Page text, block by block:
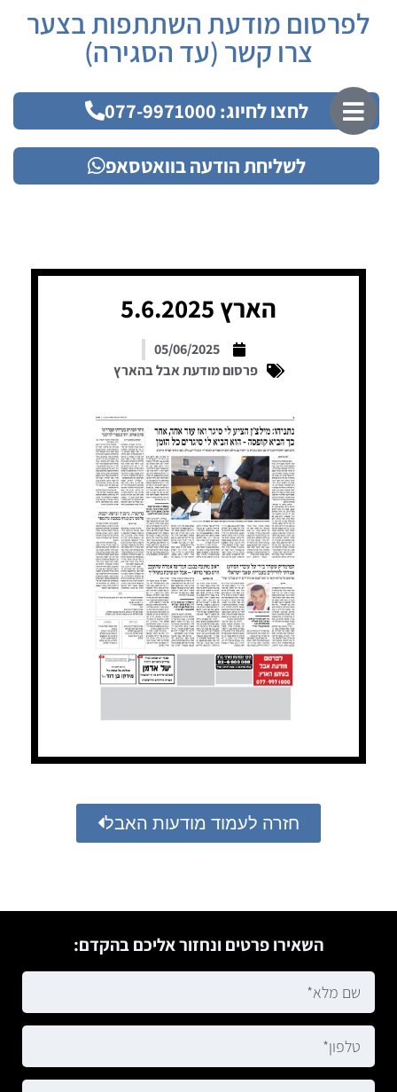
לפרסום מודעת השתתפות בצער
צרו קשר (עד הסגירה)
לחצו לחיוג: 077-9971000
לשליחת הודעה בוואטסאפ
הארץ 5.6.2025
05/06/2025
פרסום מודעת אבל בהארץ
חזרה לעמוד מודעות האבל
השאירו פרטים ונחזור אליכם בהקדם: